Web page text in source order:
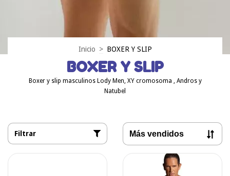
Inicio > BOXER Y SLIP
BOXER Y SLIP
Boxer y slip masculinos Lody Men, XY cromosoma , Andros y
Natubel
Filtrar